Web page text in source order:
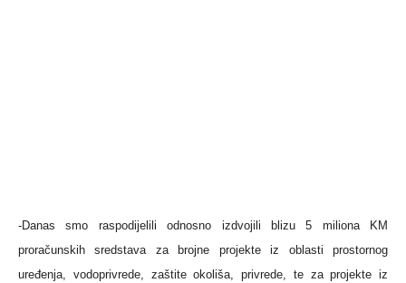
-Danas smo raspodijelili odnosno izdvojili blizu 5 milionaKM
proračunskih sredstava za brojne projekte iz oblasti prostornog
uređenja, vodoprivrede, zaštite okoliša, privrede, te za projekte iz